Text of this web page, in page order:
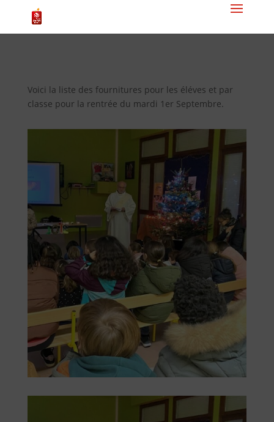
Voici la liste des fournitures pour les éléves et par
classe pour la rentrée du mardi 1er Septembre.